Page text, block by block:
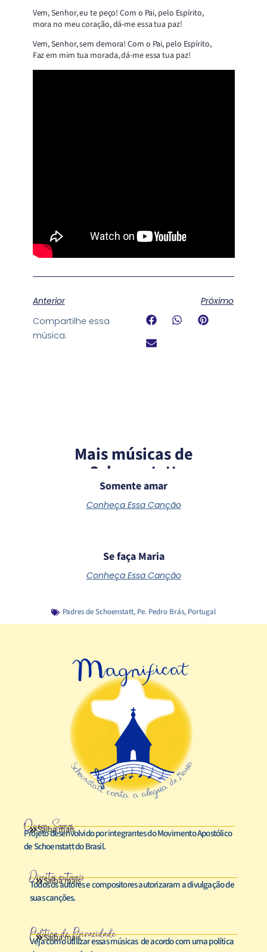
Vem, Senhor, eu te peço! Com o Pai, pelo Espírito,
mora no meu coração, dá-me essa tua paz!
Vem, Senhor, sem demora! Com o Pai, pelo Espírito,
Faz em mim tua morada, dá-me essa tua paz!
Anterior
Próximo
Compartilhe essa
música:
Mais músicas de
Schoenstatt
Somente amar
Conheça Essa Canção
Se faça Maria
Conheça Essa Canção
Padres de Schoenstatt, Pe. Pedro Brás, Portugal
Quem Somos
Saiba mais
Projeto desenvolvido por integrantes do Movimento Apostólico
de Schoenstatt do Brasil.
Direitos autorais
Saiba mais
Todos os autores e compositores autorizaram a divulgação de
suas canções.
Política de Privacidade
Saiba mais
Veja como utilizar essas músicas de acordo com uma política